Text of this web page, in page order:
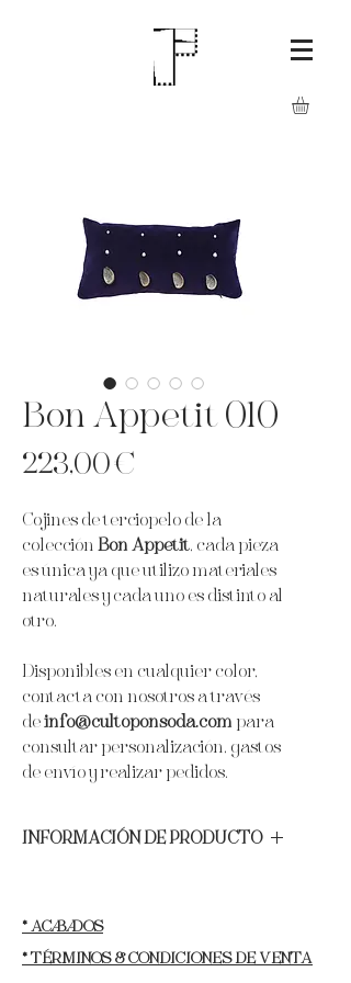
Bon Appetit 010
223,00 €
Cojines de terciopelo de la
colección Bon Appetit, cada pieza
es única ya que utilizo materiales
naturales y cada uno es distinto al
otro.
Disponibles en cualquier color,
contacta con nosotros a través
deinfo@cultoponsoda.com para
consultar personalización, gastos
de envío y realizar pedidos.
INFORMACIÓN DE PRODUCTO
conchas marinas.
Año de producción:2024.
Largo:23 cm.
* ACABADOS
* TÉRMINOS & CONDICIONES DE VENTA